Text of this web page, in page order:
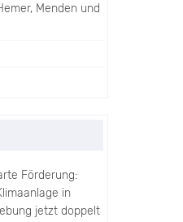
Menden und
Förderung:
in
jetzt doppelt